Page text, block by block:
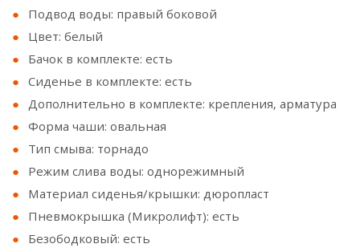
Подвод воды: правый боковой
Цвет: белый
Бачок в комплекте: есть
Сиденье в комплекте: есть
Дополнительно в комплекте: крепления, арматура
Форма чаши: овальная
Тип смыва: торнадо
Режим слива воды: однорежимный
Материал сиденья/крышки: дюропласт
Пневмокрышка (Микролифт): есть
Безободковый: есть